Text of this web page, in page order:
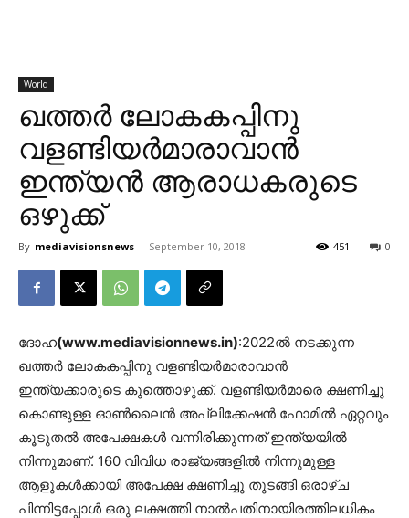
World
ഖത്തർ ലോകകപ്പിനു
വളണ്ടിയർമാരാവാൻ
ഇന്ത്യൻ ആരാധകരുടെ
ഒഴുക്ക്
By mediavisionsnews - September 10, 2018 0
451
ദോഹ(www.mediavisionnews.in):2022ൽ നടക്കുന്ന
ഖത്തർ ലോകകപ്പിനു വളണ്ടിയർമാരാവാൻ
ഇന്ത്യക്കാരുടെ കുത്തൊഴുക്ക്. വളണ്ടിയർമാരെ ക്ഷണിച്ചു
കൊണ്ടുള്ള ഓൺലൈൻ അപ്ലിക്കേഷൻ ഫോമിൽ ഏറ്റവും
കൂടുതൽ അപേക്ഷകൾ വന്നിരിക്കുന്നത് ഇന്ത്യയിൽ
നിന്നുമാണ്. 160 വിവിധ രാജ്യങ്ങളിൽ നിന്നുമുള്ള
ആളുകൾക്കായി അപേക്ഷ ക്ഷണിച്ചു തുടങ്ങി ഒരാഴ്ച
പിന്നിട്ടപ്പോൾ ഒരു ലക്ഷത്തി നാൽപതിനായിരത്തിലധികം